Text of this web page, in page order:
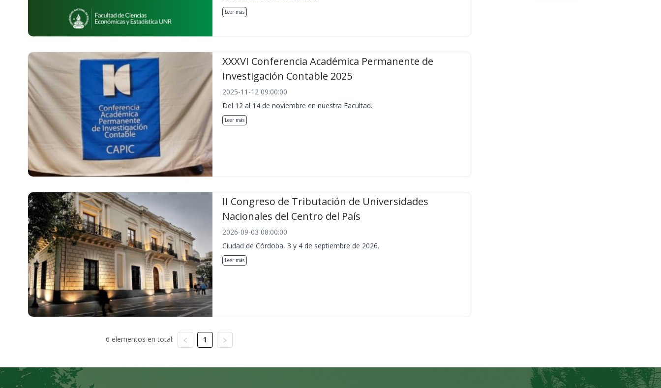
Leer más
XXXVI Conferencia Académica Permanente de
Investigación Contable 2025
2025-11-12 09:00:00
Del 12 al 14 de noviembre en nuestra Facultad.
Leer más
II Congreso de Tributación de Universidades
Nacionales del Centro del País
2026-09-03 08:00:00
Ciudad de Córdoba, 3 y 4 de septiembre de 2026.
Leer más
6 elementos en total: 1